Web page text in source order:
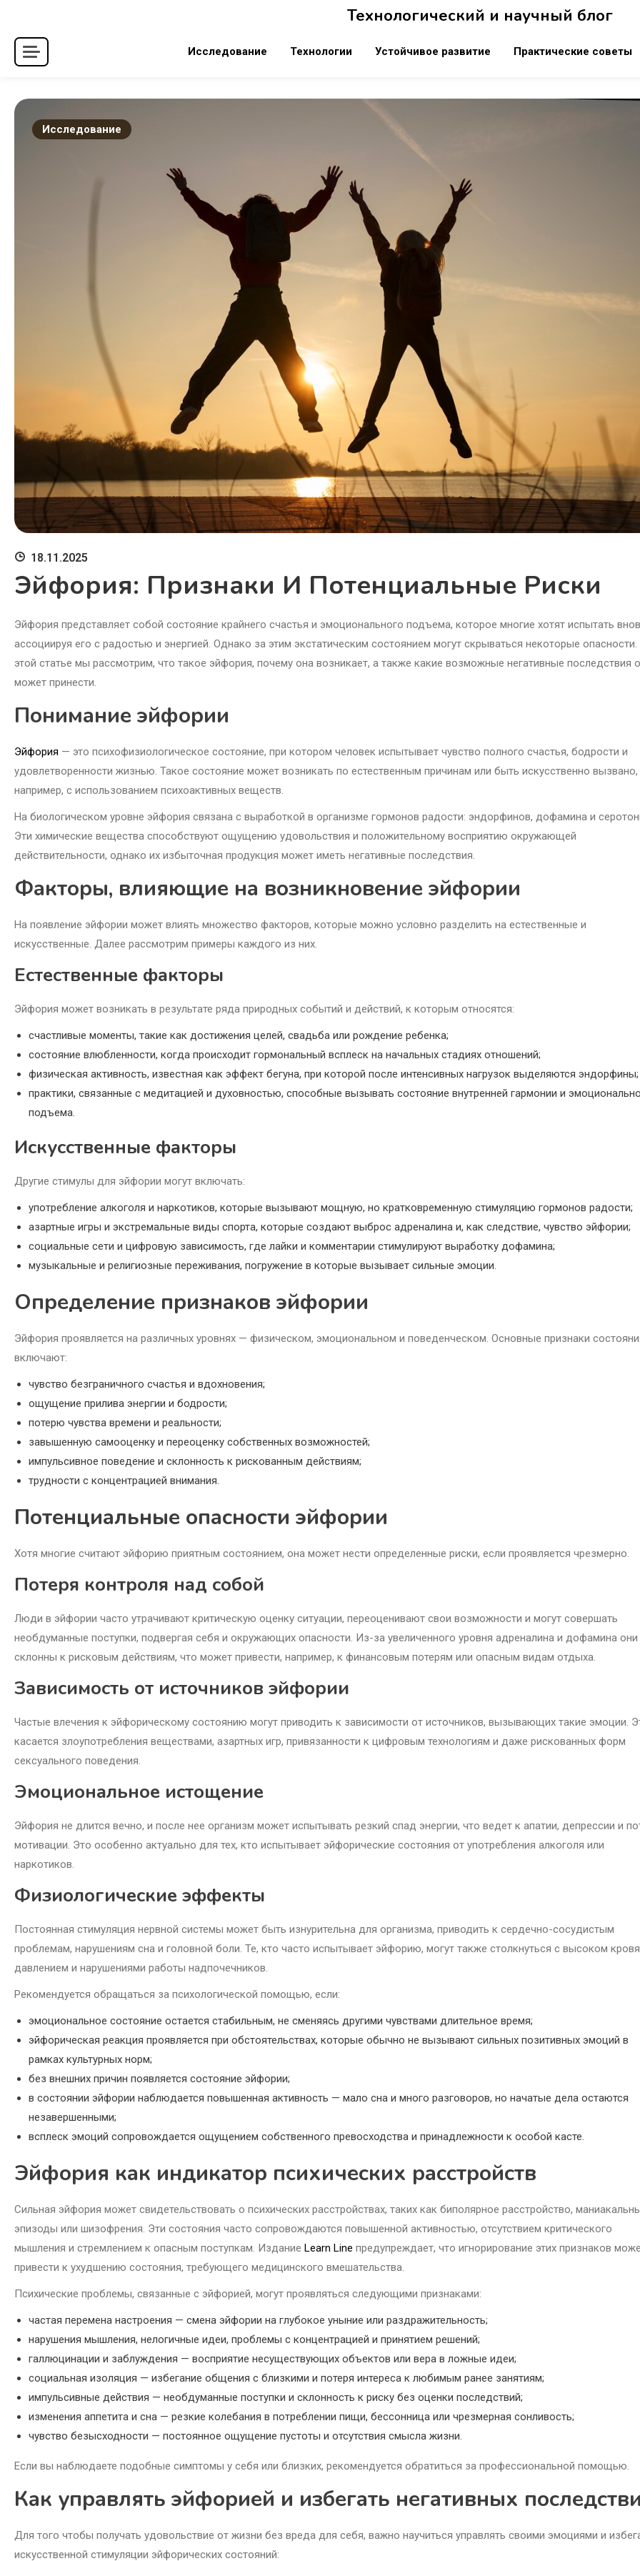
содержимому
Технологический и научный блог
Исследование Технологии Устойчивое развитие Практические советы
Исследование
18.11.2025
Эйфория: Признаки И Потенциальные Риски
Эйфория представляет собой состояние крайнего счастья и эмоционального подъема, которое многие хотят испытать
ассоциируя его с радостью и энергией. Однако за этим экстатическим состоянием могут скрываться некоторые опасности.
этой статье мы рассмотрим, что такое эйфория, почему она возникает, а также какие возможные негативные последствия
может принести.
Понимание эйфории
Эйфория — это психофизиологическое состояние, при котором человек испытывает чувство полного счастья, бодрости и
удовлетворенности жизнью. Такое состояние может возникать по естественным причинам или быть искусственно вызвано,
например, с использованием психоактивных веществ.
На биологическом уровне эйфория связана с выработкой в организме гормонов радости: эндорфинов, дофамина и
Эти химические вещества способствуют ощущению удовольствия и положительному восприятию окружающей
действительности, однако их избыточная продукция может иметь негативные последствия.
Факторы, влияющие на возникновение эйфории
На появление эйфории может влиять множество факторов, которые можно условно разделить на естественные и
искусственные. Далее рассмотрим примеры каждого из них.
Естественные факторы
Эйфория может возникать в результате ряда природных событий и действий, к которым относятся:
счастливые моменты, такие как достижения целей, свадьба или рождение ребенка;
состояние влюбленности, когда происходит гормональный всплеск на начальных стадиях отношений;
физическая активность, известная как эффект бегуна, при которой после интенсивных нагрузок выделяются эндорфины;
практики, связанные с медитацией и духовностью, способные вызывать состояние внутренней гармонии и
подъема.
Искусственные факторы
Другие стимулы для эйфории могут включать:
употребление алкоголя и наркотиков, которые вызывают мощную, но кратковременную стимуляцию гормонов радости;
азартные игры и экстремальные виды спорта, которые создают выброс адреналина и, как следствие, чувство эйфории;
социальные сети и цифровую зависимость, где лайки и комментарии стимулируют выработку дофамина;
музыкальные и религиозные переживания, погружение в которые вызывает сильные эмоции.
Определение признаков эйфории
Эйфория проявляется на различных уровнях — физическом, эмоциональном и поведенческом. Основные признаки
включают:
чувство безграничного счастья и вдохновения;
ощущение прилива энергии и бодрости;
потерю чувства времени и реальности;
завышенную самооценку и переоценку собственных возможностей;
импульсивное поведение и склонность к рискованным действиям;
трудности с концентрацией внимания.
Потенциальные опасности эйфории
Хотя многие считают эйфорию приятным состоянием, она может нести определенные риски, если проявляется чрезмерно.
Потеря контроля над собой
Люди в эйфории часто утрачивают критическую оценку ситуации, переоценивают свои возможности и могут совершать
необдуманные поступки, подвергая себя и окружающих опасности. Из-за увеличенного уровня адреналина и дофамина они
склонны к рисковым действиям, что может привести, например, к финансовым потерям или опасным видам отдыха.
Зависимость от источников эйфории
Частые влечения к эйфорическому состоянию могут приводить к зависимости от источников, вызывающих такие эмоции.
касается злоупотребления веществами, азартных игр, привязанности к цифровым технологиям и даже рискованных форм
сексуального поведения.
Эмоциональное истощение
Эйфория не длится вечно, и после нее организм может испытывать резкий спад энергии, что ведет к апатии, депрессии и
мотивации. Это особенно актуально для тех, кто испытывает эйфорические состояния от употребления алкоголя или
наркотиков.
Физиологические эффекты
Постоянная стимуляция нервной системы может быть изнурительна для организма, приводить к сердечно-сосудистым
проблемам, нарушениям сна и головной боли. Те, кто часто испытывает эйфорию, могут также столкнуться с высоком
давлением и нарушениями работы надпочечников.
Рекомендуется обращаться за психологической помощью, если:
эмоциональное состояние остается стабильным, не сменяясь другими чувствами длительное время;
эйфорическая реакция проявляется при обстоятельствах, которые обычно не вызывают сильных позитивных эмоций в
рамках культурных норм;
без внешних причин появляется состояние эйфории;
в состоянии эйфории наблюдается повышенная активность — мало сна и много разговоров, но начатые дела остаются
незавершенными;
всплеск эмоций сопровождается ощущением собственного превосходства и принадлежности к особой касте.
Эйфория как индикатор психических расстройств
Сильная эйфория может свидетельствовать о психических расстройствах, таких как биполярное расстройство,
эпизоды или шизофрения. Эти состояния часто сопровождаются повышенной активностью, отсутствием критического
мышления и стремлением к опасным поступкам. Издание Learn Line предупреждает, что игнорирование этих признаков
привести к ухудшению состояния, требующего медицинского вмешательства.
Психические проблемы, связанные с эйфорией, могут проявляться следующими признаками:
частая перемена настроения — смена эйфории на глубокое уныние или раздражительность;
нарушения мышления, нелогичные идеи, проблемы с концентрацией и принятием решений;
галлюцинации и заблуждения — восприятие несуществующих объектов или вера в ложные идеи;
социальная изоляция — избегание общения с близкими и потеря интереса к любимым ранее занятиям;
импульсивные действия — необдуманные поступки и склонность к риску без оценки последствий;
изменения аппетита и сна — резкие колебания в потреблении пищи, бессонница или чрезмерная сонливость;
чувство безысходности — постоянное ощущение пустоты и отсутствия смысла жизни.
Если вы наблюдаете подобные симптомы у себя или близких, рекомендуется обратиться за профессиональной помощью.
Как управлять эйфорией и избегать негативных
Для того чтобы получать удовольствие от жизни без вреда для себя, важно научиться управлять своими эмоциями и
искусственной стимуляции эйфорических состояний: